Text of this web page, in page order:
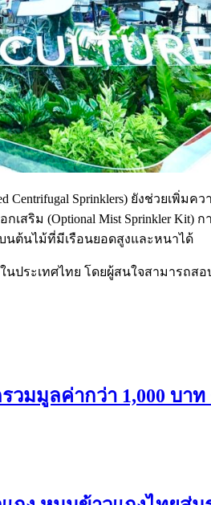
Centrifugal Sprinklers) ยังช่วยเ
ริม (Optional Mist Sprinkler
นต้นไม้ที่มีเรือนยอดสูงและหนาได้
ในประเทศไทย โดยผู้สนใจสามา
วมมูลค่ากว่า 1,000 บ